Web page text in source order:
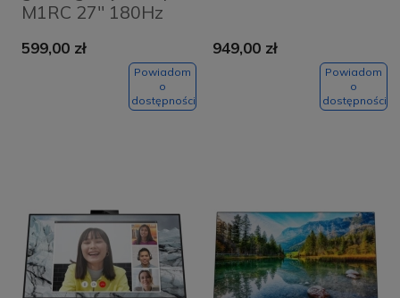
M1RC 27'' 180Hz
599,00 zł
Powiadom
o
dostępności
949,00 zł
Powiadom
o
dostępności